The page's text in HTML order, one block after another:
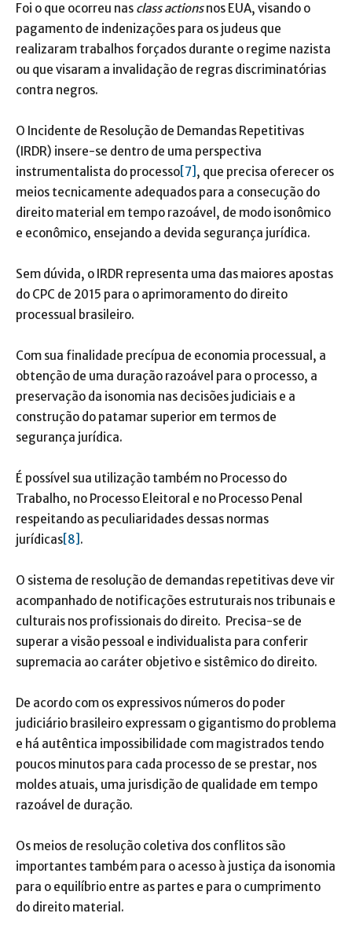
Foi o que ocorreu nas class actionsnos EUA, visando o
pagamento de indenizações para os judeus que
realizaram trabalhos forçados durante o regime nazista
ou que visaram a invalidação de regras discriminatórias
contra negros.
O Incidente de Resolução de Demandas Repetitivas
(IRDR) insere-se dentro de uma perspectiva
instrumentalista do processo[7] , que precisa oferecer os
meios tecnicamente adequados para a consecução do
direito material em tempo razoável, de modo isonômico
e econômico, ensejando a devida segurança jurídica.
Sem dúvida, o IRDR representa uma das maiores apostas
do CPC de 2015 para o aprimoramento do direito
processual brasileiro.
Com sua finalidade precípua de economia processual, a
obtenção de uma duração razoável para o processo, a
preservação da isonomia nas decisões judiciais e a
construção do patamar superior em termos de
segurança jurídica.
É possível sua utilização também no Processo do
Trabalho, no Processo Eleitoral e no Processo Penal
respeitando as peculiaridades dessas normas
jurídicas[8] .
O sistema de resolução de demandas repetitivas deve vir
acompanhado de notificações estruturais nos tribunais e
culturais nos profissionais do direito. Precisa-se de
superar a visão pessoal e individualista para conferir
supremacia ao caráter objetivo e sistêmico do direito.
De acordo com os expressivos números do poder
judiciário brasileiro expressam o gigantismo do problema
e há autêntica impossibilidade com magistrados tendo
poucos minutos para cada processo de se prestar, nos
moldes atuais, uma jurisdição de qualidade em tempo
razoável de duração.
Os meios de resolução coletiva dos conflitos são
importantes também para o acesso à justiça da isonomia
para o equilíbrio entre as partes e para o cumprimento
do direito material.